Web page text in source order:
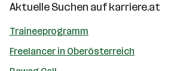
Aktuelle Suchen aufkarriere.at
Traineeprogramm
Freelancer in Oberösterreich